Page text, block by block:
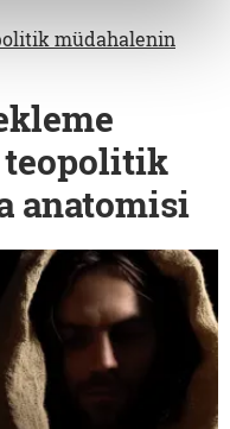
müdahalenin
anatomisi